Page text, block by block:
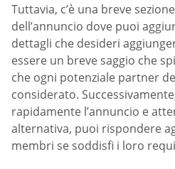
Tuttavia, c’è una breve
dell’annuncio dove puoi
dettagli che desideri
essere un breve saggio che
che ogni potenziale partner
considerato.
rapidamente l’annuncio e
alternativa, puoi rispondere
membri se soddisfi i loro